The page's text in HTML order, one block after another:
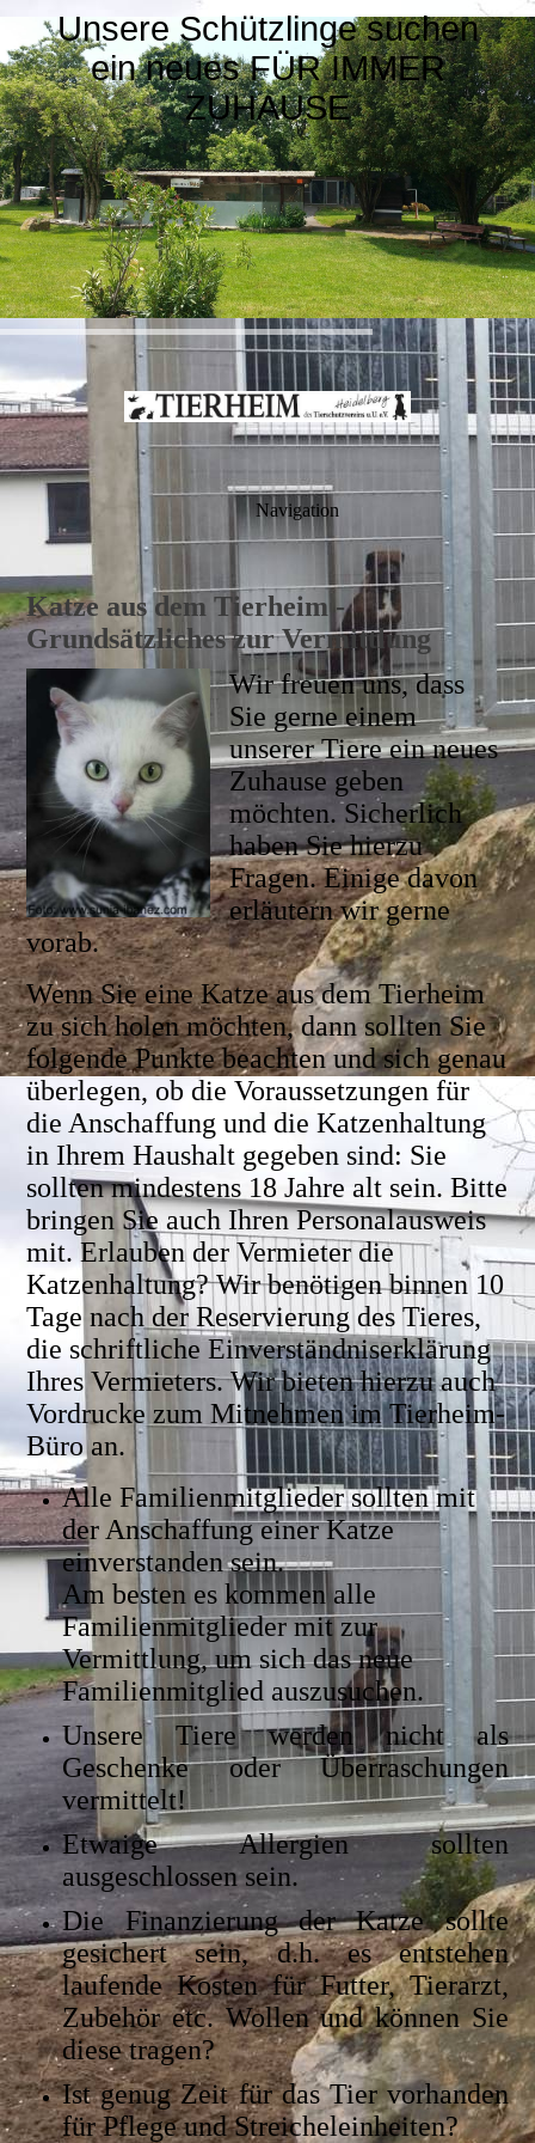
Unsere Schützlinge suchen
ein neues FÜR IMMER
ZUHAUSE
Navigation
Katze aus dem Tierheim -
Grundsätzliches zur Vermittlung
Wir freuen uns, dass
Sie gerne einem
unserer Tiere ein neues
Zuhause geben
möchten. Sicherlich
haben Sie hierzu
Fragen. Einige davon
erläutern wir gerne
vorab.
Wenn Sie eine Katze aus dem Tierheim
zu sich holen möchten, dann sollten Sie
folgende Punkte beachten und sich genau
überlegen, ob die Voraussetzungen für
die Anschaffung und die Katzenhaltung
in Ihrem Haushalt gegeben sind: Sie
sollten mindestens 18 Jahre alt sein. Bitte
bringen Sie auch Ihren Personalausweis
mit. Erlauben der Vermieter die
Katzenhaltung? Wir benötigen binnen 10
Tage nach der Reservierung des Tieres,
die schriftliche Einverständniserklärung
Ihres Vermieters. Wir bieten hierzu auch
Vordrucke zum Mitnehmen im Tierheim-
Büro an.
Alle Familienmitglieder sollten mit
der Anschaffung einer Katze
einverstanden sein.
Am besten es kommen alle
Familienmitglieder mit zur
Vermittlung, um sich das neue
Familienmitglied auszusuchen.
Unsere Tiere werden nicht als
Geschenke oder Überraschungen
vermittelt!
Etwaige Allergien sollten
ausgeschlossen sein.
Die Finanzierung der Katze sollte
gesichert sein, d.h. es entstehen
laufende Kosten für Futter, Tierarzt,
Zubehör etc. Wollen und können Sie
diese tragen?
Ist genug Zeit für das Tier vorhanden
für Pflege und Streicheleinheiten?